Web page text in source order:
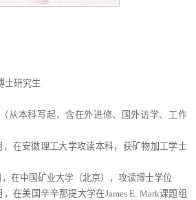
士研究生
从本科写起，含在外进修、国外访学、工作
，在安徽理工大学攻读本科，获矿物加工学士
在中国矿业大学（北京），攻读博士学位
在美国辛辛那提大学在James E. Mark课题组